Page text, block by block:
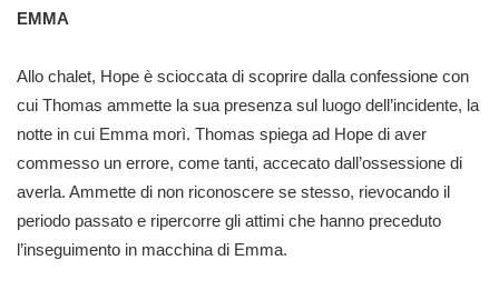
EMMA
Allo chalet, Hope è scioccata di scoprire dalla confessione con
cui Thomas ammette la sua presenza sul luogo dell’incidente, la
notte in cui Emma morì. Thomas spiega ad Hope di aver
commesso un errore, come tanti, accecato dall’ossessione di
averla. Ammette di non riconoscere se stesso, rievocando il
periodo passato e ripercorre gli attimi che hanno preceduto
l’inseguimento in macchina di Emma.